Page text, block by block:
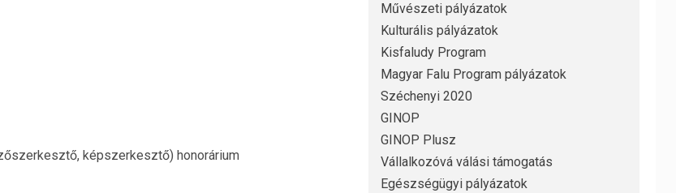
képszerkesztő) honorárium
Művészeti pályázatok
Kulturális pályázatok
Kisfaludy Program
Magyar Falu Program pályázatok
Széchenyi 2020
GINOP
GINOP Plusz
Vállalkozóvá válási támogatás
Egészségügyi pályázatok